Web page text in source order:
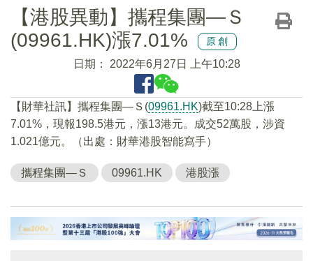
【港股異動】攜程集團—Ｓ
(09961.HK)漲7.01%
原創
日期： 2022年6月27日 上午10:28
【財華社訊】攜程集團—Ｓ(09961.HK)截至10:28上漲
7.01%，現報198.5港元，漲13港元。成交52萬股，涉資
1.021億元。（出處：財華港股智能寫手）
攜程集團—Ｓ 09961.HK 港股漲